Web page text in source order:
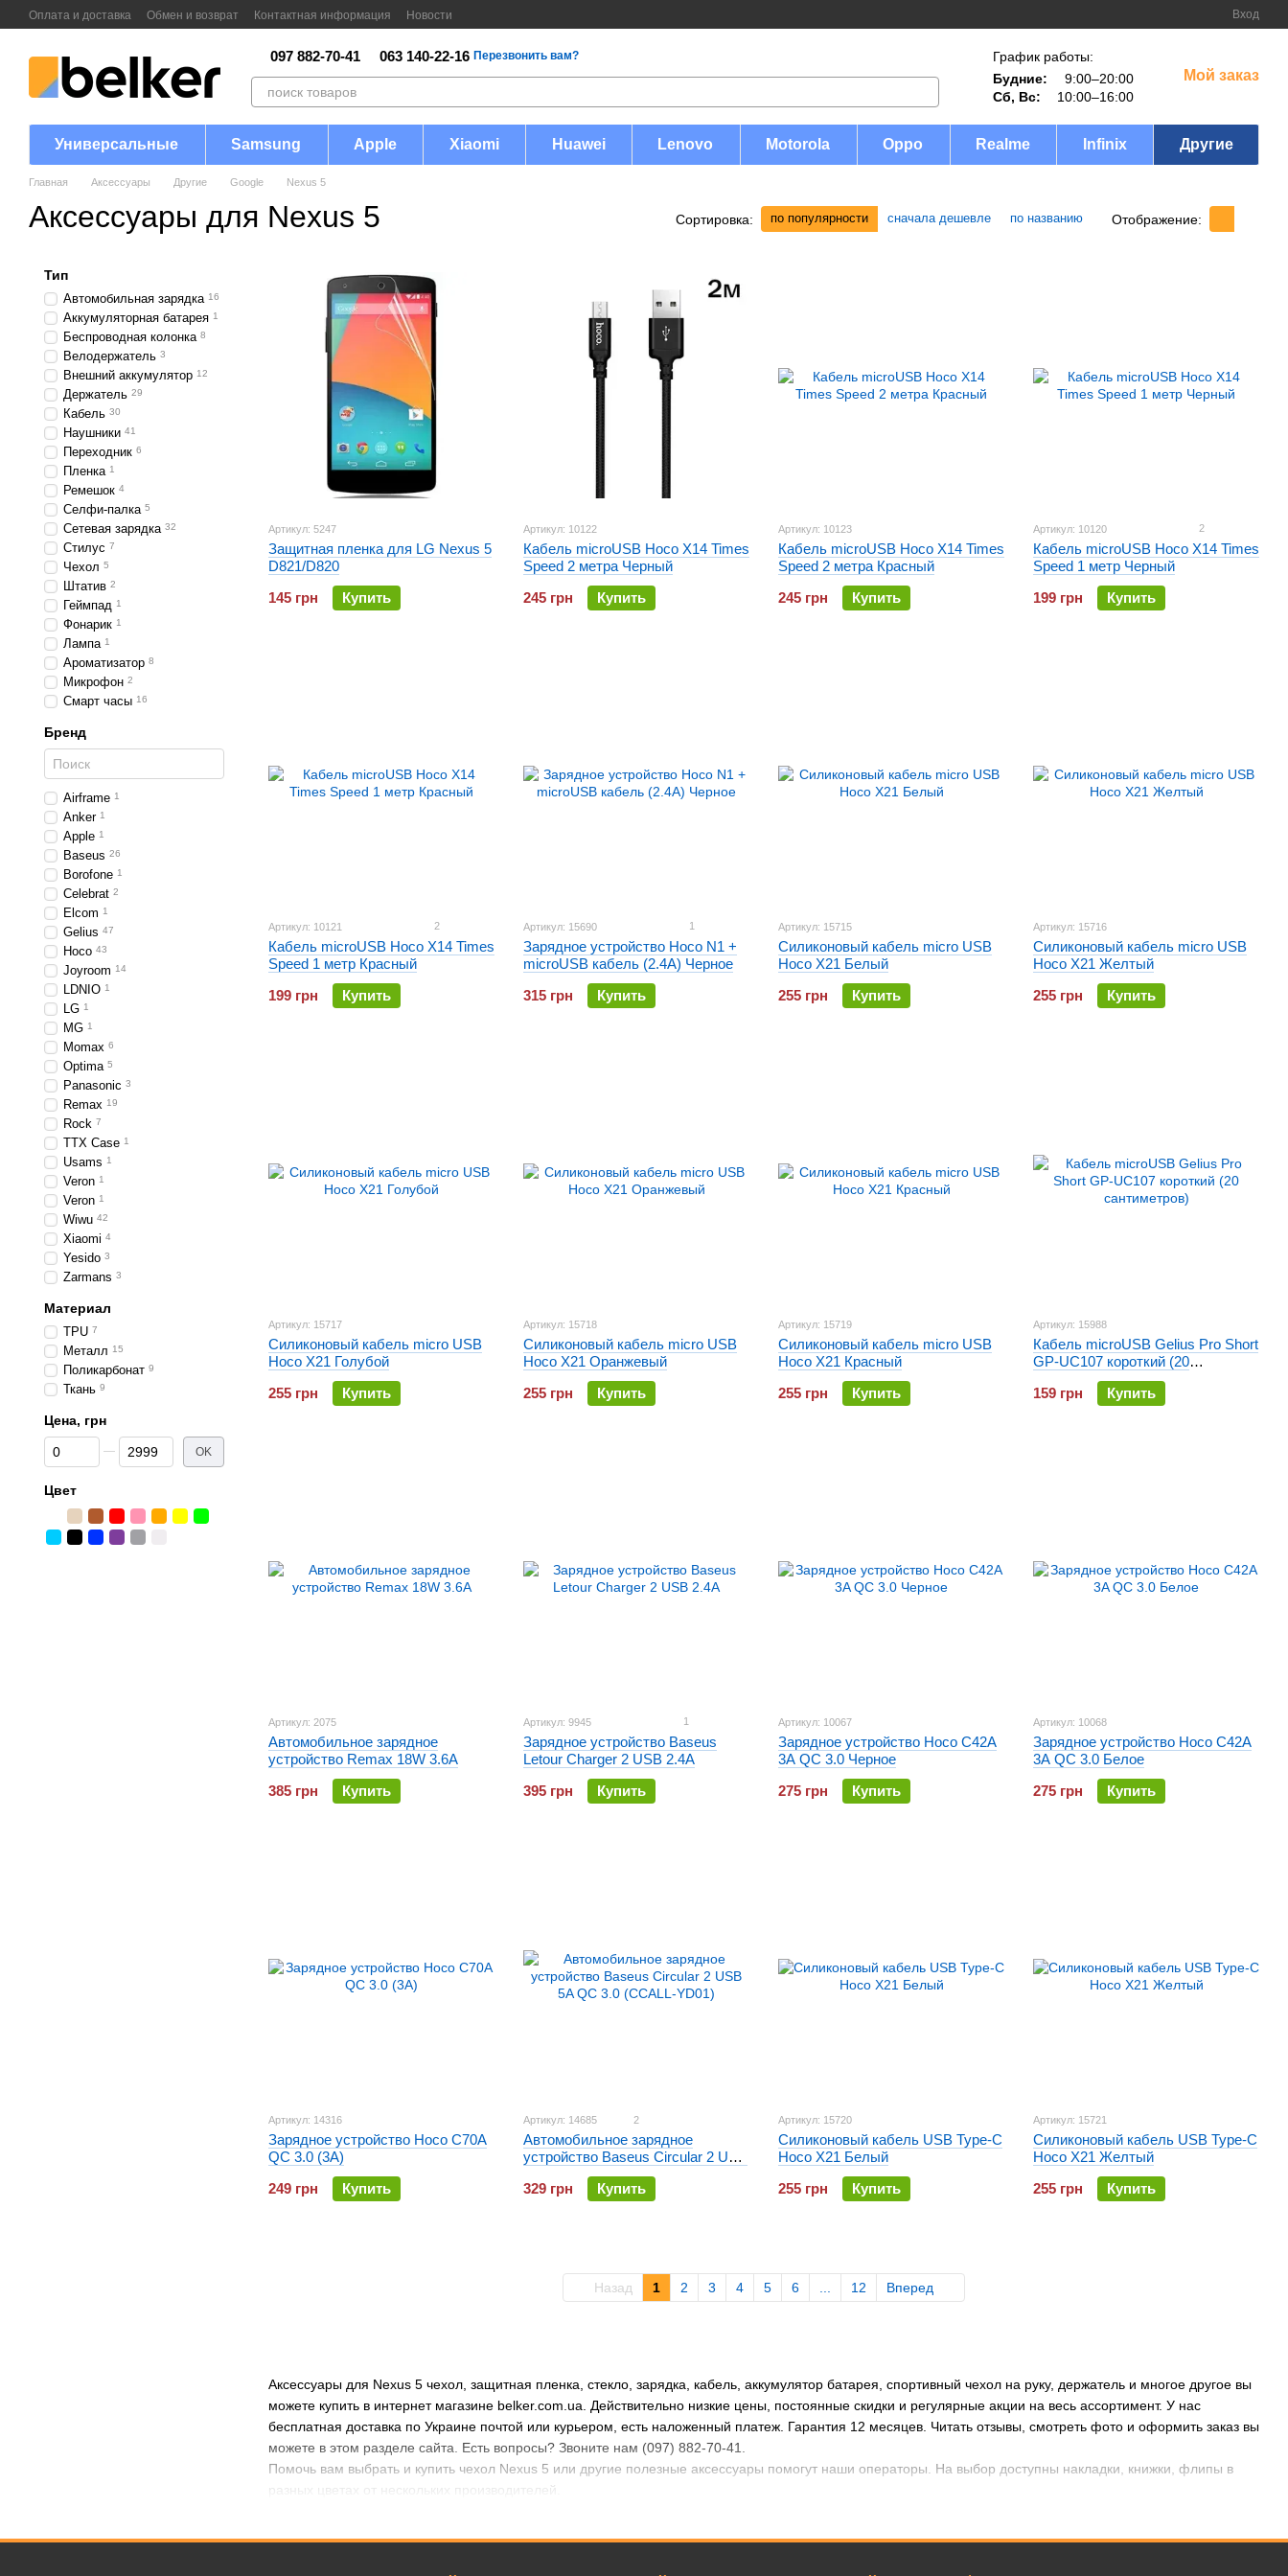
Перейти к основному контенту
Оплата и доставка Обмен и возврат Контактная информация Новости Вход
097 882-70-41 063 140-22-16 Перезвонить вам?
График работы:
Будние:
9:00–20:00
Сб, Вс:
10:00–16:00
Мой заказ
Универсальные Samsung Apple Xiaomi Huawei Lenovo Motorola Oppo Realme Infinix Другие
Главная Аксессуары Другие Google Nexus 5
Аксессуары для Nexus 5 Сортировка: по популярности сначала дешевле по названию Отображение:
Аксессуары для Nexus 5 чехол, защитная пленка, стекло, зарядка, кабель, аккумулятор батарея, спортивный чехол на руку, держатель и многое другое вы
можете купить в интернет магазине belker.com.ua. Действительно низкие цены, постоянные скидки и регулярные акции на весь ассортимент. У нас
бесплатная доставка по Украине почтой или курьером, есть наложенный платеж. Гарантия 12 месяцев. Читать отзывы, смотреть фото и оформить заказ вы
можете в этом разделе сайта. Есть вопросы? Звоните нам (097) 882-70-41.
Помочь вам выбрать и купить чехол Nexus 5 или другие полезные аксессуары помогут наши операторы. На выбор доступны накладки, книжки, флипы в
Артикул: 5247
Защитная пленка для LG Nexus 5
D821/D820
145 грн
Купить
Артикул: 10122
Кабель microUSB Hoco X14 Times
Speed 2 метра Черный
245 грн
Купить
Артикул: 10123
Кабель microUSB Hoco X14 Times
Speed 2 метра Красный
245 грн
Купить
Артикул: 10120 2
Кабель microUSB Hoco X14 Times
Speed 1 метр Черный
199 грн
Купить
Артикул: 10121 2
Кабель microUSB Hoco X14 Times
Speed 1 метр Красный
199 грн
Купить
Артикул: 15690 1
Зарядное устройство Hoco N1 +
microUSB кабель (2.4A) Черное
315 грн
Купить
Артикул: 15715
Силиконовый кабель micro USB
Hoco X21 Белый
255 грн
Купить
Артикул: 15716
Силиконовый кабель micro USB
Hoco X21 Желтый
255 грн
Купить
Артикул: 15717
Силиконовый кабель micro USB
Hoco X21 Голубой
255 грн
Купить
Артикул: 15718
Силиконовый кабель micro USB
Hoco X21 Оранжевый
255 грн
Купить
Артикул: 15719
Силиконовый кабель micro USB
Hoco X21 Красный
255 грн
Купить
Артикул: 15988
Кабель microUSB Gelius Pro Short
GP-UC107 короткий (20
сантиметров)
159 грн
Купить
Артикул: 2075
Автомобильное зарядное
устройство Remax 18W 3.6A
385 грн
Купить
Артикул: 9945 1
Зарядное устройство Baseus
Letour Charger 2 USB 2.4A
395 грн
Купить
Артикул: 10067
Зарядное устройство Hoco C42A
3A QC 3.0 Черное
275 грн
Купить
Артикул: 10068
Зарядное устройство Hoco C42A
3A QC 3.0 Белое
275 грн
Купить
Артикул: 14316
Зарядное устройство Hoco C70A
QC 3.0 (3A)
249 грн
Купить
Артикул: 14685 2
Автомобильное зарядное
устройство Baseus Circular 2 USB
5A QC 3.0 (CCALL-YD01)
329 грн
Купить
Артикул: 15720
Силиконовый кабель USB Type-C
Hoco X21 Белый
255 грн
Купить
Артикул: 15721
Силиконовый кабель USB Type-C
Hoco X21 Желтый
255 грн
Купить
Назад 1 2 3 4 5 6 12 Вперед
Тип
Автомобильная зарядка 16
Аккумуляторная батарея 1
Беспроводная колонка 8
Велодержатель 3
Внешний аккумулятор 12
Держатель 29
Кабель 30
Наушники 41
Переходник 6
Пленка 1
Ремешок 4
Селфи-палка 5
Сетевая зарядка 32
Стилус 7
Чехол 5
Штатив 2
Геймпад 1
Фонарик 1
Лампа 1
Ароматизатор 8
Микрофон 2
Смарт часы 16
Бренд
Airframe 1
Anker 1
Apple 1
Baseus 26
Borofone 1
Celebrat 2
Elcom 1
Gelius 47
Hoco 43
Joyroom 14
LDNIO 1
LG 1
MG 1
Momax 6
Optima 5
Panasonic 3
Remax 19
Rock 7
TTX Case 1
Usams 1
Veron 1
Veron 1
Wiwu 42
Xiaomi 4
Yesido 3
Zarmans 3
Материал
TPU 7
Металл 15
Поликарбонат 9
Ткань 9
Цена, грн
От Цена, грн
До Цена, грн OK
Цвет